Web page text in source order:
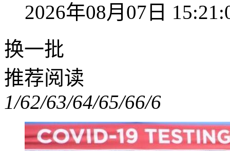
2026年08月07日
换一批
推荐阅读
1/62/63/64/65/66/6